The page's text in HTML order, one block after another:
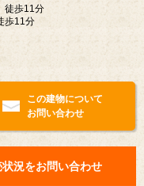
徒歩11分
歩11分
この建物について
お問い合わせ
状況をお問い合わせ